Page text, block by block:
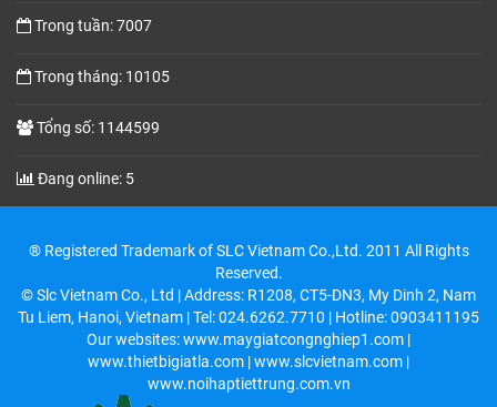
Trong tuần: 7007
Trong tháng: 10105
Tổng số: 1144599
Đang online: 5
® Registered Trademark of SLC Vietnam Co.,Ltd. 2011 All Rights
Reserved.
© Slc Vietnam Co., Ltd | Address: R1208, CT5-DN3, My Dinh 2, Nam
Tu Liem, Hanoi, Vietnam | Tel: 024.6262.7710 | Hotline: 0903411195
Our websites: www.maygiatcongnghiep1.com |
www.thietbigiatla.com | www.slcvietnam.com |
www.noihaptiettrung.com.vn